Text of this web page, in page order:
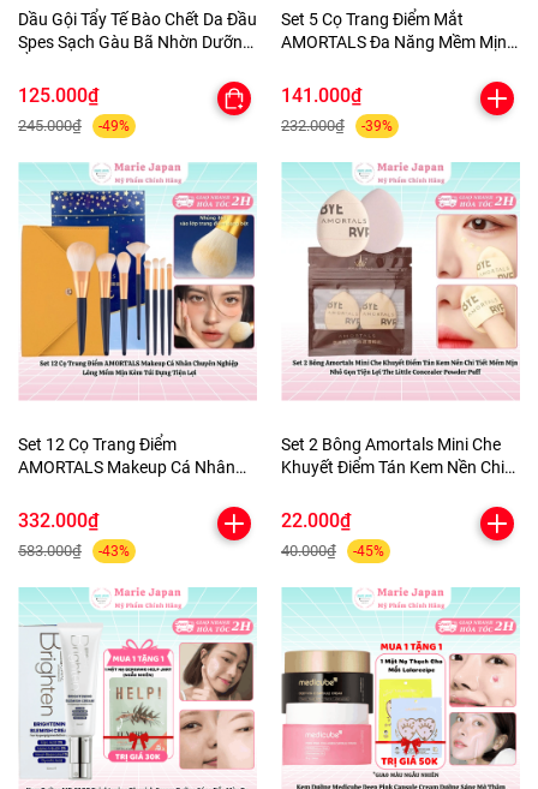
Dầu Gội Tẩy Tế Bào Chết Da Đầu
Spes Sạch Gàu Bã Nhờn Dưỡng
Hũ 280g
125.000₫
245.000₫ -49%
Set 5 Cọ Trang Điểm Mắt
AMORTALS Đa Năng Mềm Mịn
141.000₫
232.000₫ -39%
Set 12 Cọ Trang Điểm
AMORTALS Makeup Cá Nhân
Kèm Túi Đựng Tiện Lợi
332.000₫
583.000₫ -43%
Set 2 Bông Amortals Mini Che
Khuyết Điểm Tán Kem Nền Chi
The Little Concealer Powder
22.000₫
40.000₫ -45%